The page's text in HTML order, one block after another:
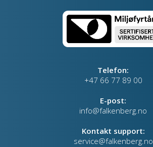
Telefon:
+47 66 77 89 00
E-post:
info@falkenberg.no
Kontakt support:
service@falkenberg.no